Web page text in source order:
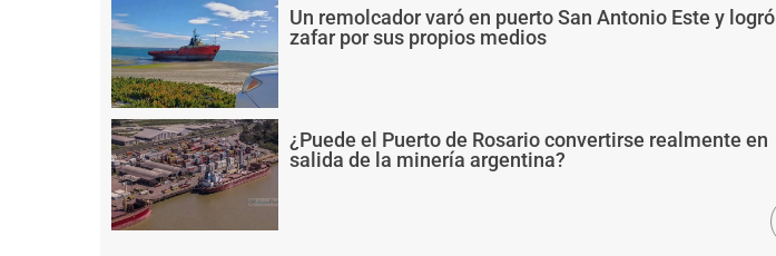
Un remolcador varó en puerto San Antonio Este y logró
zafar por sus propios medios
¿Puede el Puerto de Rosario convertirse realmente en
salida de la minería argentina?